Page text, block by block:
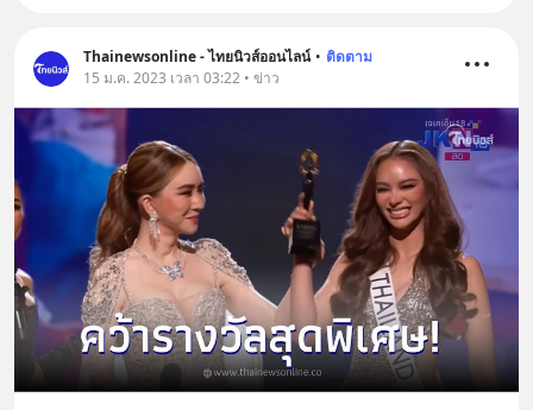
Thainewsonline - ไทยนิวส์ออนไลน์ • ติดตาม
15 ม.ค. 2023 เวลา 03:22 • ข่าว